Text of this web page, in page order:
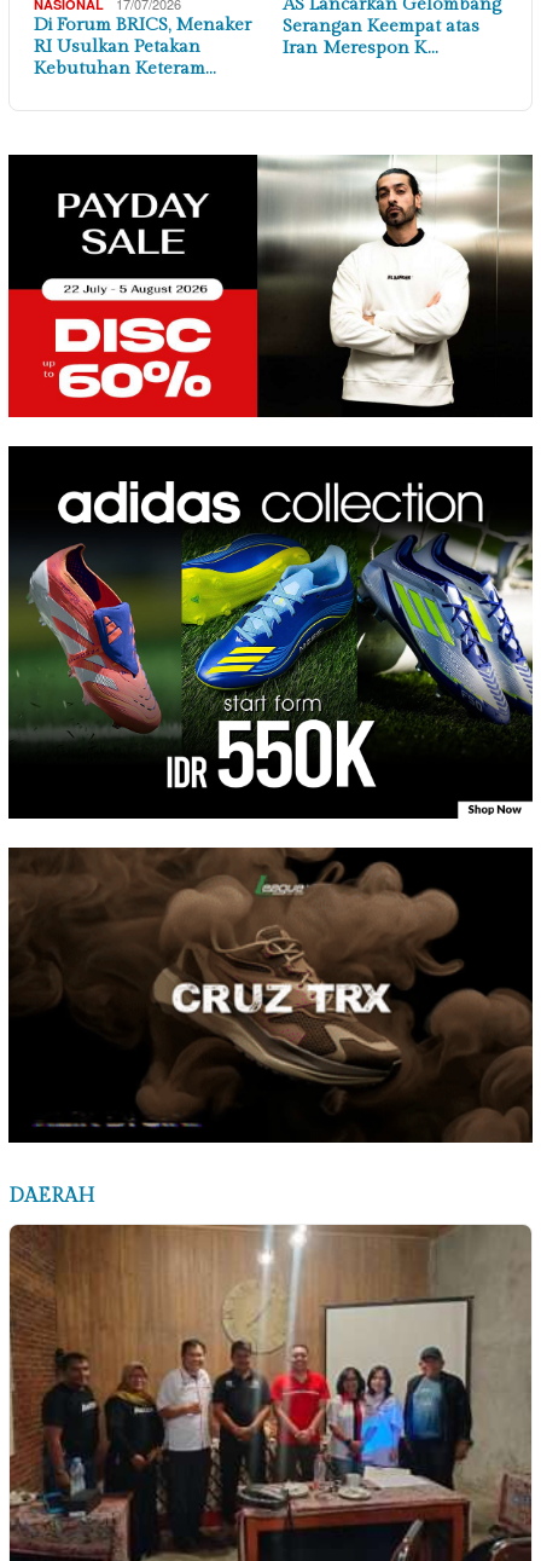
NASIONAL 17/07/2026
Di Forum BRICS, Menaker
RI Usulkan Petakan
Kebutuhan Keteram…
AS Lancarkan Gelombang
Serangan Keempat atas
Iran Merespon K…
DAERAH